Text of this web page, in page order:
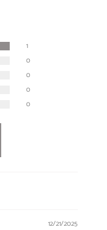
1
0
0
0
0
12/21/2025